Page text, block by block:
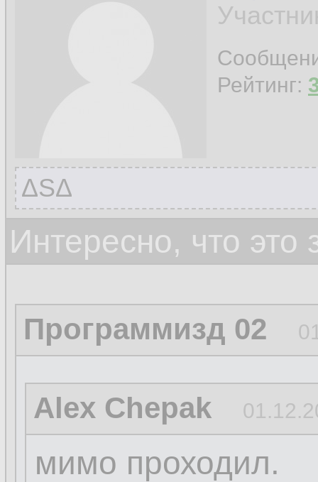
Рейтинг:
ΔЅΔ
Интересно, что
Программизд 02
Alex Chepak
мимо проходил.